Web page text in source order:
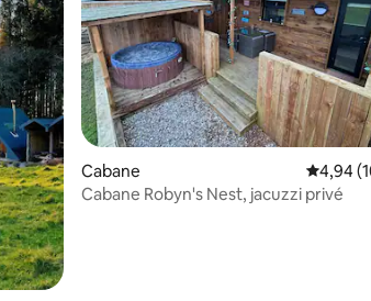
: 4,91 sur 5
Cabane
4,94
Cabane Robyn's Nest, jacuzzi privé